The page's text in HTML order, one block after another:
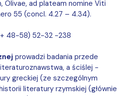
Olivae, ad plateam nomine Viti
55 (concl. 4.27 – 4.34).
48-58) 52-32 -238
prowadzi badania przede
a ściślej -
greckiej (ze szczególnym
literatury rzymskiej (głównie